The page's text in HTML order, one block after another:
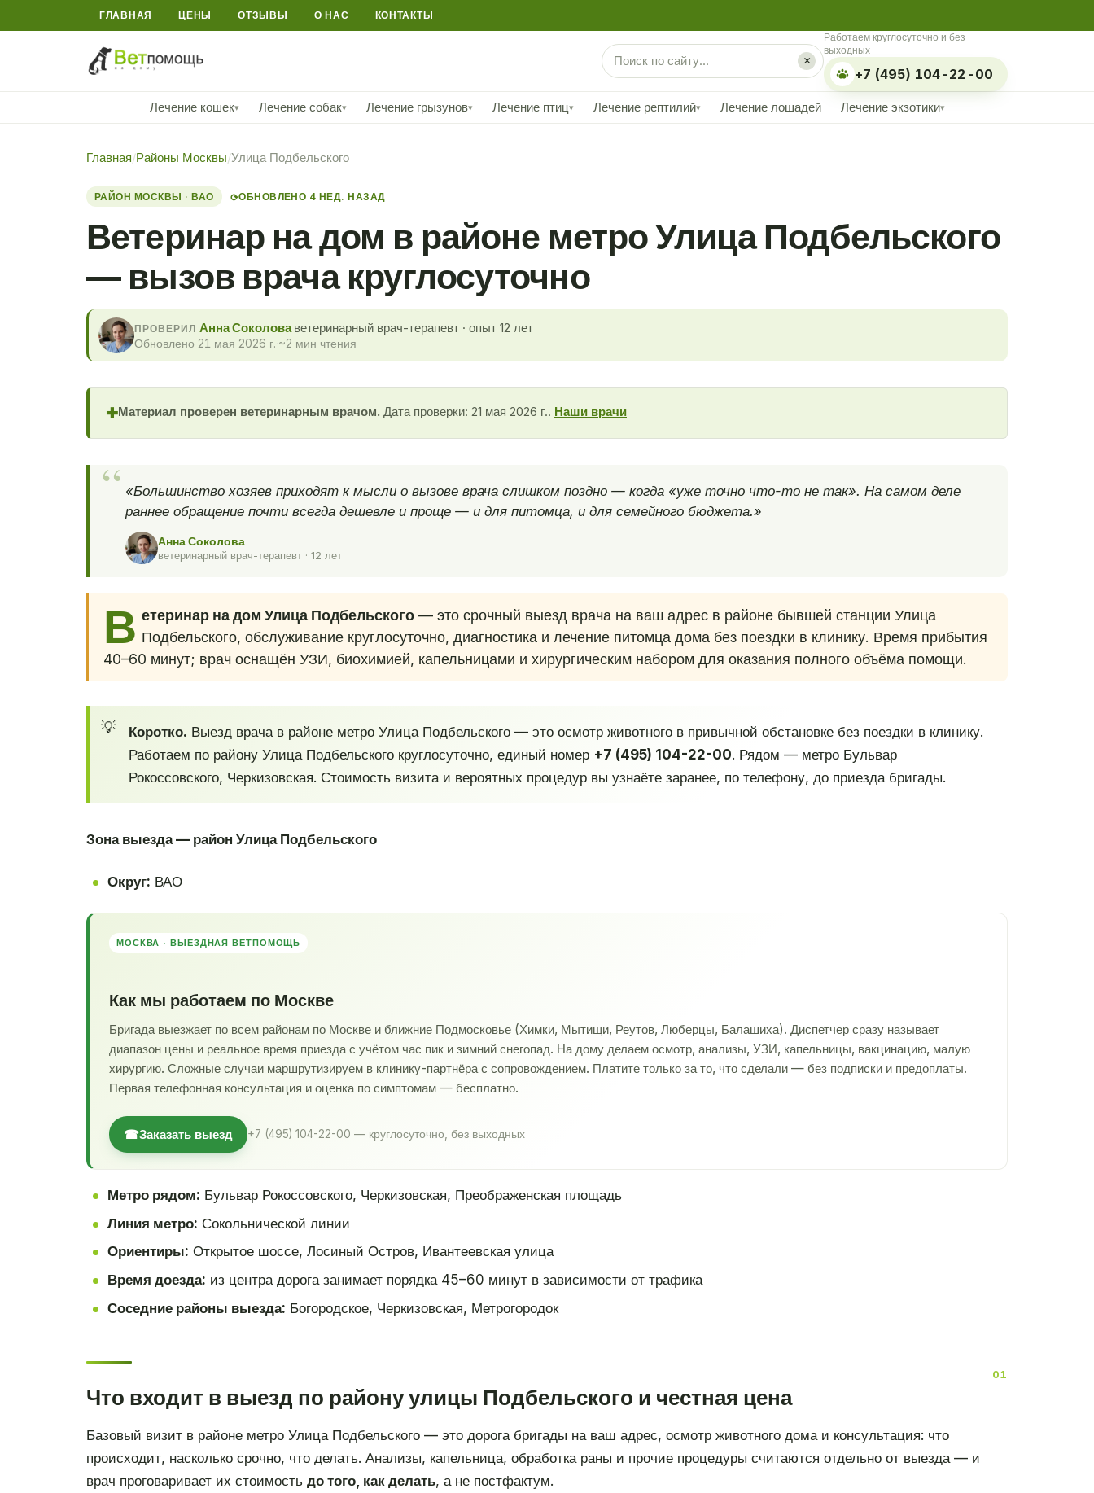
ГЛАВНАЯ ЦЕНЫ ОТЗЫВЫ О НАС КОНТАКТЫ
×
Работаем круглосуточно и без
выходных
+7 (495) 104-22-00
Лечение кошек▾ Лечение собак▾ Лечение грызунов▾ Лечение птиц▾ Лечение рептилий▾ Лечение лошадей Лечение экзотики▾
Главная/Районы Москвы/Улица Подбельского
РАЙОН МОСКВЫ · ВАО ⟳ОБНОВЛЕНО 4 НЕД. НАЗАД
Ветеринар на дом в районе метро Улица Подбельского
— вызов врача круглосуточно
ПРОВЕРИЛ Анна Соколоваветеринарный врач-терапевт · опыт 12 лет
Обновлено 21 мая 2026 г. ~2 мин чтения
✚Материал проверен ветеринарным врачом. Дата проверки: 21 мая 2026 г.. Наши врачи
«Большинство хозяев приходят к мысли о вызове врача слишком поздно — когда «уже точно что-то не так». На самом деле
раннее обращение почти всегда дешевле и проще — и для питомца, и для семейного бюджета.»
Анна Соколова
ветеринарный врач-терапевт · 12 лет
В етеринар на дом Улица Подбельского— это срочный выезд врача на ваш адрес в районе бывшей станции Улица
Подбельского, обслуживание круглосуточно, диагностика и лечение питомца дома без поездки в клинику. Время прибытия
40–60 минут; врач оснащён УЗИ, биохимией, капельницами и хирургическим набором для оказания полного объёма помощи.
Коротко. Выезд врача в районе метро Улица Подбельского — это осмотр животного в привычной обстановке без поездки в клинику.
Работаем по району Улица Подбельского круглосуточно, единый номер +7 (495) 104-22-00. Рядом — метро Бульвар
Рокоссовского, Черкизовская. Стоимость визита и вероятных процедур вы узнаёте заранее, по телефону, до приезда бригады.
Зона выезда — район Улица Подбельского
Округ: ВАО
МОСКВА · ВЫЕЗДНАЯ ВЕТПОМОЩЬ
Как мы работаем по Москве
Бригада выезжает по всем районам по Москве и ближние Подмосковье (Химки, Мытищи, Реутов, Люберцы, Балашиха). Диспетчер сразу называет
диапазон цены и реальное время приезда с учётом час пик и зимний снегопад. На дому делаем осмотр, анализы, УЗИ, капельницы, вакцинацию, малую
хирургию. Сложные случаи маршрутизируем в клинику-партнёра с сопровождением. Платите только за то, что сделали — без подписки и предоплаты.
Первая телефонная консультация и оценка по симптомам — бесплатно.
☎Заказать выезд +7 (495) 104-22-00 — круглосуточно, без выходных
Метро рядом: Бульвар Рокоссовского, Черкизовская, Преображенская площадь
Линия метро: Сокольнической линии
Ориентиры: Открытое шоссе, Лосиный Остров, Ивантеевская улица
Время доезда: из центра дорога занимает порядка 45–60 минут в зависимости от трафика
Соседние районы выезда: Богородское, Черкизовская, Метрогородок
Что входит в выезд по району улицы Подбельского и честная цена
Базовый визит в районе метро Улица Подбельского — это дорога бригады на ваш адрес, осмотр животного дома и консультация: что
происходит, насколько срочно, что делать. Анализы, капельница, обработка раны и прочие процедуры считаются отдельно от выезда — и
врач проговаривает их стоимость до того, как делать, а не постфактум.